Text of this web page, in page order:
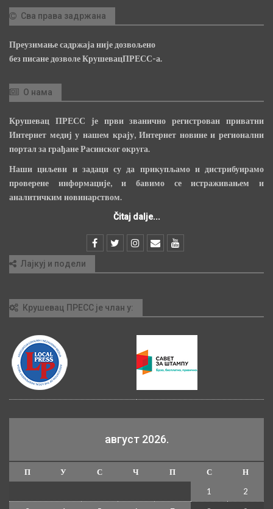
Сва права задржана
Преузимање садржаја није дозвољено
без писане дозволе КрушевацПРЕСС-а.
О нама
Крушевац ПРЕСС је први званично регистрован приватни
Интернет медиј у нашем крају, Интернет новине и регионални
портал за грађане Расинског округа.
Наши циљеви и задаци су да прикупљамо и дистрибуирамо
проверене информације, и бавимо се истраживањем и
аналитичким новинарством.
Čitaj dalje...
Лајкуј и подели
Крушевац ПРЕСС је члан у:
август 2026.
П У С Ч П С
Н
1
2